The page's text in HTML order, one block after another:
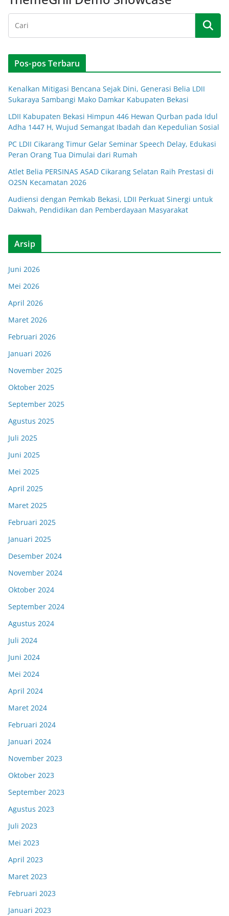
Pos-pos Terbaru
Kenalkan Mitigasi Bencana Sejak Dini, Generasi Belia LDII
Sukaraya Sambangi Mako Damkar Kabupaten Bekasi
LDII Kabupaten Bekasi Himpun 446 Hewan Qurban pada Idul
Adha 1447 H, Wujud Semangat Ibadah dan Kepedulian Sosial
PC LDII Cikarang Timur Gelar Seminar Speech Delay, Edukasi
Peran Orang Tua Dimulai dari Rumah
Atlet Belia PERSINAS ASAD Cikarang Selatan Raih Prestasi di
O2SN Kecamatan 2026
Audiensi dengan Pemkab Bekasi, LDII Perkuat Sinergi untuk
Dakwah, Pendidikan dan Pemberdayaan Masyarakat
Arsip
Juni 2026
Mei 2026
April 2026
Maret 2026
Februari 2026
Januari 2026
November 2025
Oktober 2025
September 2025
Agustus 2025
Juli 2025
Juni 2025
Mei 2025
April 2025
Maret 2025
Februari 2025
Januari 2025
Desember 2024
November 2024
Oktober 2024
September 2024
Agustus 2024
Juli 2024
Juni 2024
Mei 2024
April 2024
Maret 2024
Februari 2024
Januari 2024
November 2023
Oktober 2023
September 2023
Agustus 2023
Juli 2023
Mei 2023
April 2023
Maret 2023
Februari 2023
Januari 2023